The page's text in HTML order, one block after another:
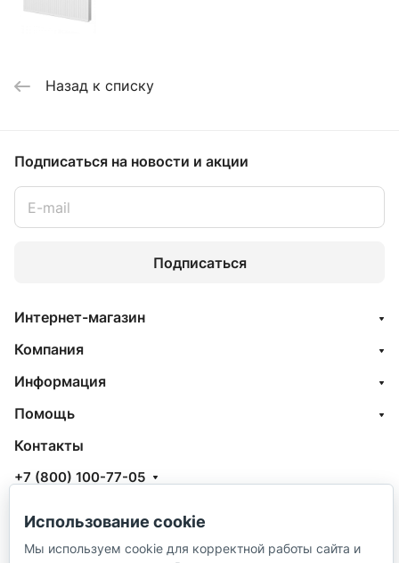
Назад к списку
Подписаться на новости и акции
Подписаться
Интернет-магазин
Компания
Информация
Помощь
Контакты
+7 (800) 100-77-05
г. Краснодар (Центр),
Использование cookie
Мы используем cookie для корректной работы сайта и